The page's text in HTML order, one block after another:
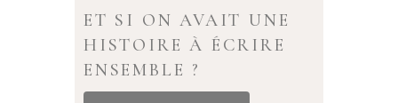
ET SI ON AVAIT UNE
HISTOIRE À ÉCRIRE
ENSEMBLE ?